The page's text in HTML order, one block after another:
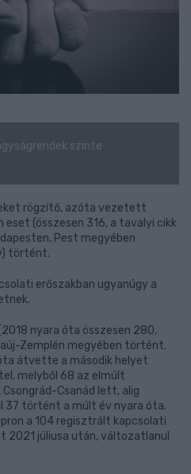
szinte
rögzítő, azóta vezetett
(összesen 316, a tavalyi cikk
Pest megyében
történt.
erőszakban ugyanúgy a
nyara óta összesen 280,
Zemplén megyében történt.
átvette a második helyet
melyből 68 az elmúlt
Csanád lett, alig
37 történt a múlt év nyara óta.
a 104 regisztrált kapcsolati
2021 júliusa után, változatlanul